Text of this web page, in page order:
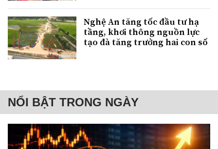
Nghệ An tăng tốc đầu tư hạ
tầng, khơi thông nguồn lực
tạo đà tăng trưởng hai con số
NỔI BẬT TRONG NGÀY